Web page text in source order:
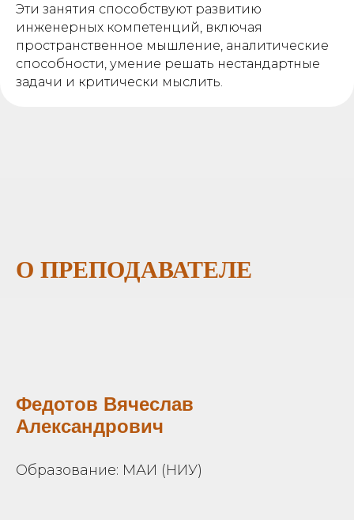
Эти занятия способствуют развитию
инженерных компетенций, включая
пространственное мышление, аналитические
способности, умение решать нестандартные
задачи и критически мыслить.
О ПРЕПОДАВАТЕЛЕ
Федотов Вячеслав
Александрович
Образование: МАИ (НИУ)